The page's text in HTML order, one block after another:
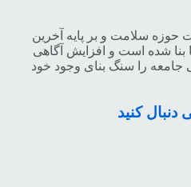
سلامت و بر پایه آخرین
بنا شده است و افزایش آگاهی
را سنگ بنای وجود خود
دنبال کنید